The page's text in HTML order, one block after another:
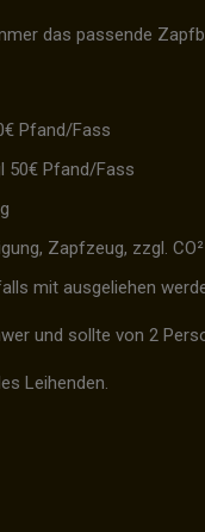
das passende
Pfand/Fass
50€ Pfand/Fass
Zapfzeug, zzgl. CO²
mit ausgeliehen
und sollte von 2
Leihenden.